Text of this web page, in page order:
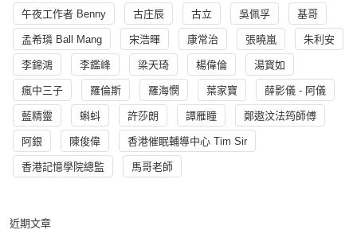
午夜工作者 Benny 古庄辰 古立 吳佩孚 基哥
孟希璘 Ball Mang 宋浩暉 康常治 張曉嵐 朱利安
李錦鴻 李鑑峰 梁天琦 楊偉倫 湯寳如
瘋中三子 羅倫斯 羅海憫 葉家寶 薛影儀 - 阿儀
藍精靈 蝌蚪 許莎朗 譚雁瞳 鄭遨汶法筠師傅
阿銀 陳俊偉 香港催眠輔導中心 Tim Sir
香港記憶學院總監 馬哥老師
近期文章